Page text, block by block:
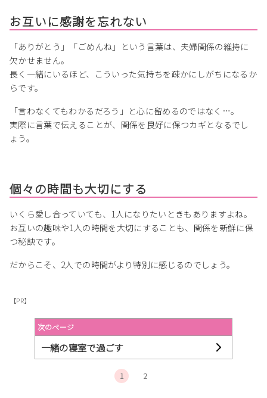
お互いに感謝を忘れない
「ありがとう」「ごめんね」という言葉は、夫婦関係の維持に
欠かせません。
長く一緒にいるほど、こういった気持ちを疎かにしがちになるか
らです。
「言わなくてもわかるだろう」と心に留めるのではなく…。
実際に言葉で伝えることが、関係を良好に保つカギとなるでし
ょう。
個々の時間も大切にする
いくら愛し合っていても、1人になりたいときもありますよね。
お互いの趣味や1人の時間を大切にすることも、関係を新鮮に保
つ秘訣です。
だからこそ、2人での時間がより特別に感じるのでしょう。
【PR】
次のページ
一緒の寝室で過ごす
1 2